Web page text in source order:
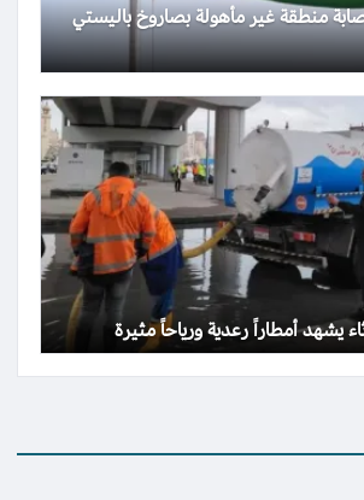
منطقة غير مأهولة بصاروخ باليستي
يشهد أمطاراً رعدية ورياحاً مثيرة